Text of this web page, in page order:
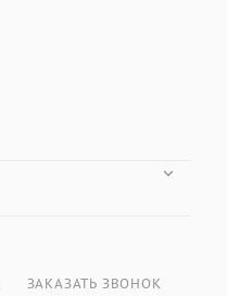
ЗАКАЗАТЬ ЗВОНОК